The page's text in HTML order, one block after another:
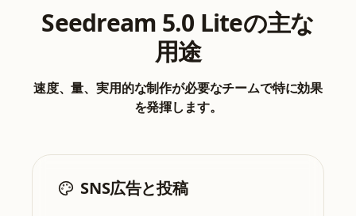
Seedream 5.0 Liteの主な
用途
速度、量、実用的な制作が必要なチームで特に効果
を発揮します。
SNS広告と投稿